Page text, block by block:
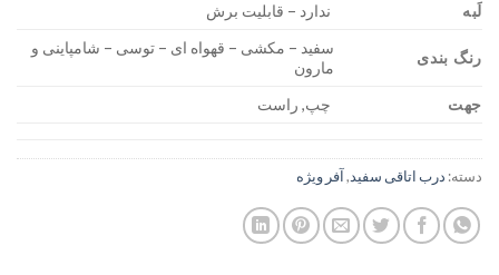
لَبه
ندارد – قابلیت برش
رنگ بندی
سفید – مکشی – قهواه ای – توسی – شامپاینی و
مارون
جهت
چپ, راست
دسته: درب اتاقی سفید,آفر ویژه